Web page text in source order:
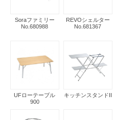
Soraファミリー
No.680988
REVOシェルター
No.681367
UFローテーブル
900
キッチンスタンドII